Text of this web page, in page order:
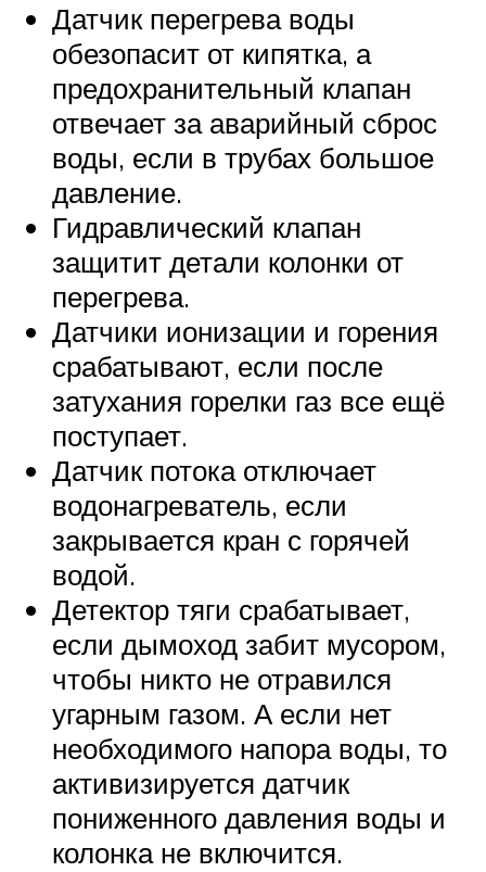
Датчик перегрева воды
обезопасит от кипятка, а
предохранительный клапан
отвечает за аварийный сброс
воды, если в трубах большое
давление.
Гидравлический клапан
защитит детали колонки от
перегрева.
Датчики ионизации и горения
срабатывают, если после
затухания горелки газ все ещё
поступает.
Датчик потока отключает
водонагреватель, если
закрывается кран с горячей
водой.
Детектор тяги срабатывает,
если дымоход забит мусором,
чтобы никто не отравился
угарным газом. А если нет
необходимого напора воды, то
активизируется датчик
пониженного давления воды и
колонка не включится.